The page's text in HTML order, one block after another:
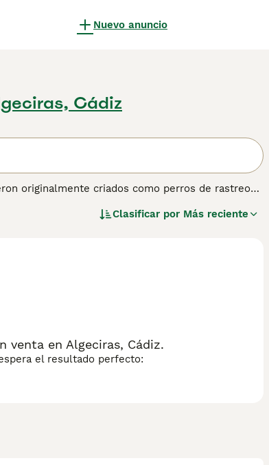
Nuevo anuncio
Cádiz
originalmente criados como perros de rastreo
como perros de compañía y perros de familia.
Clasificar por Más reciente
venta en Algeciras, Cádiz.
el resultado perfecto: